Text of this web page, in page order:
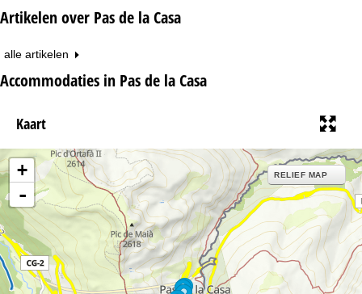
Artikelen over Pas de la Casa
alle artikelen
Accommodaties in Pas de la Casa
Kaart
+
-
RELIEF MAP